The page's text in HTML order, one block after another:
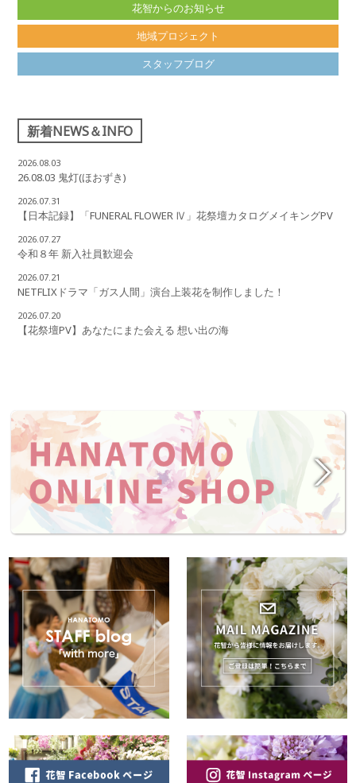
花智からのお知らせ
地域プロジェクト
スタッフブログ
新着NEWS＆INFO
2026.08.03
26.08.03 鬼灯(ほおずき)
2026.07.31
【日本記録】「FUNERAL FLOWER Ⅳ」花祭壇カタログメイキングPV
2026.07.27
令和８年 新入社員歓迎会
2026.07.21
NETFLIXドラマ「ガス人間」演台上装花を制作しました！
2026.07.20
【花祭壇PV】あなたにまた会える 想い出の海